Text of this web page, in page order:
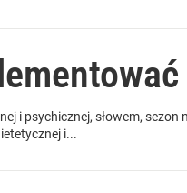
i psychicznej, słowem, sezon
i...